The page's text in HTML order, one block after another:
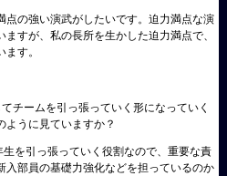
点の強い演武がしたいです。迫力満点な演
すが、私の長所を生かした迫力満点で、
す。
チームを引っ張っていく形になっていく
ように見ていますか？
を引っ張っていく役割なので、重要な責
入部員の基礎力強化などを担っているのか